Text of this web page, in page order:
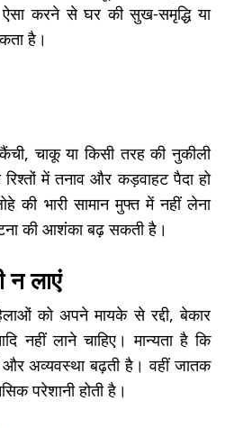
ऐसा करने से घर की सुख-समृद्धि या
है।
चाकू या किसी तरह की नुकीली
में तनाव और कड़वाहट पैदा हो
की भारी सामान मुफ्त में नहीं लेना
की आशंका बढ़ सकती है।
न लाएं
को अपने मायके से रद्दी, बेकार
नहीं लाने चाहिए। मान्यता है कि
अव्यवस्था बढ़ती है। वहीं जातक
परेशानी होती है।